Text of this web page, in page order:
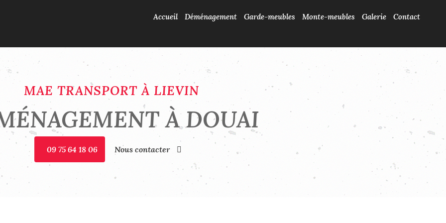
Accueil Déménagement Garde-meubles Monte-meubles Galerie Contact
MAE TRANSPORT À LIEVIN
À DOUAI
09 75 64 18 06 Nous contacter